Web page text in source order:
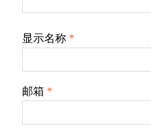
显示名称 *
邮箱 *